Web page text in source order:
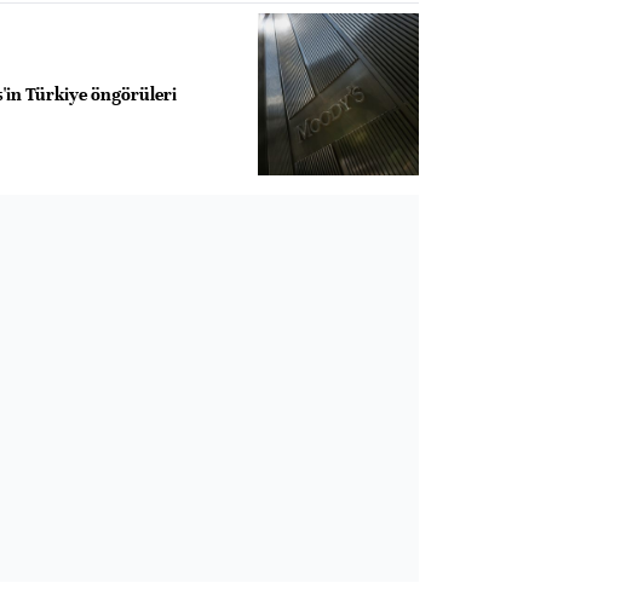
Türkiye öngörüleri